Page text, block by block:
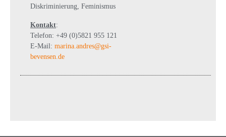
Diskriminierung, Feminismus
Kontakt:
Telefon: +49 (0)5821 955 121
E-Mail: marina.andres@gsi-
bevensen.de